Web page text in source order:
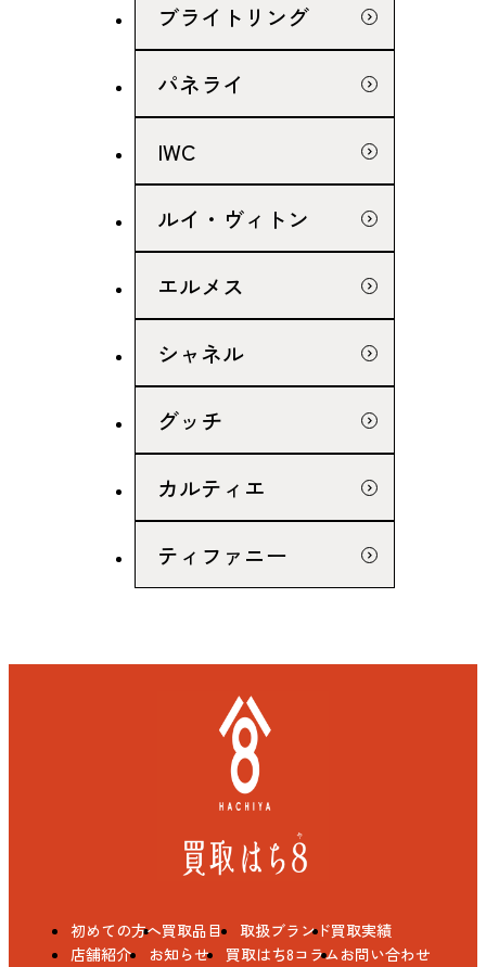
ブライトリング
パネライ
IWC
ルイ・ヴィトン
エルメス
シャネル
グッチ
カルティエ
ティファニー
初めての方へ買取品目 取扱ブランド買取実績
店舗紹介
お知らせ 買取はち8コラムお問い合わせ